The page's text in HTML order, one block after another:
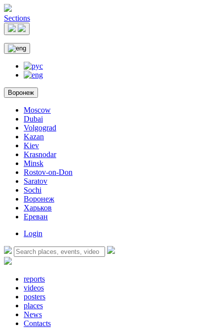
Sections
Воронеж
Moscow
Dubai
Volgograd
Kazan
Kiev
Krasnodar
Minsk
Rostov-on-Don
Saratov
Sochi
Воронеж
Харьков
Ереван
Login
reports
videos
posters
places
News
Contacts